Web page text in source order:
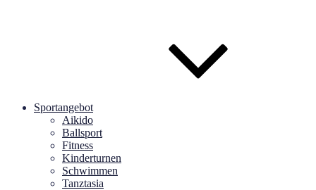
Sportangebot
Aikido
Ballsport
Fitness
Kinderturnen
Schwimmen
Tanztasia